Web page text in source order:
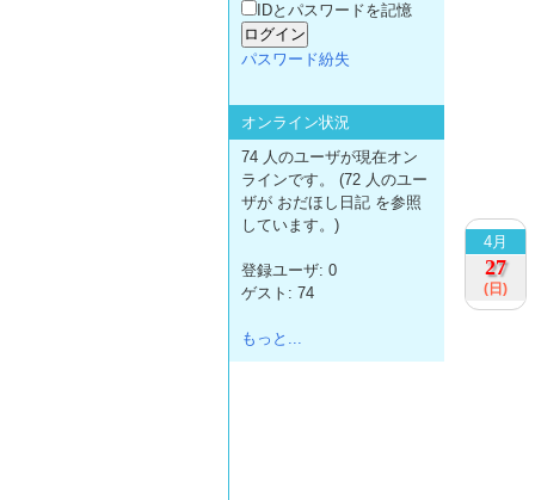
4月
27
(日)
IDとパスワードを記憶
パスワード紛失
オンライン状況
74 人のユーザが現在オン
ラインです。 (72 人のユー
ザが おだほし日記 を参照
しています。)
登録ユーザ: 0
ゲスト: 74
もっと...